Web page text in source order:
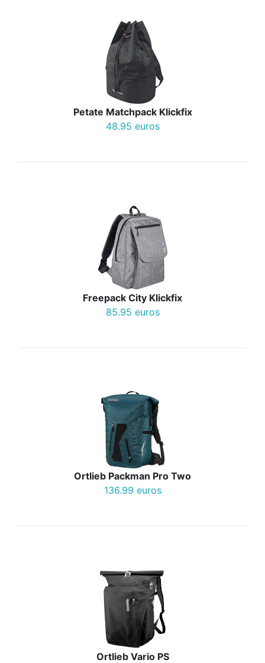
Petate Matchpack Klickfix
48.95 euros
Freepack City Klickfix
85.95 euros
Ortlieb Packman Pro Two
136.99 euros
Ortlieb Vario PS